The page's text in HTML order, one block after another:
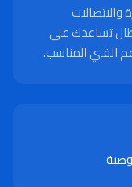
تساعدك على
الفني المناسب.